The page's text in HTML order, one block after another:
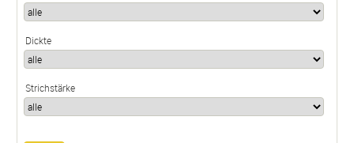
Dickte
Strichstärke